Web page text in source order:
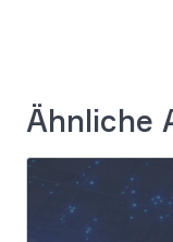
Ähnliche